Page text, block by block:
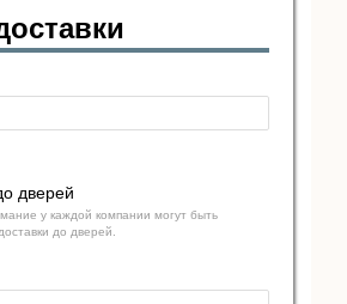
дверей
у каждой компании могут быть
до дверей.